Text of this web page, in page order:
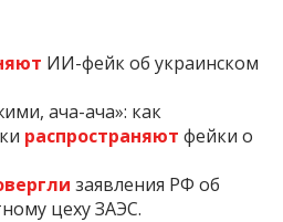
ИИ-фейк об украинском
ача-ача»: как
распространяют фейки о
заявления РФ об
цеху ЗАЭС.